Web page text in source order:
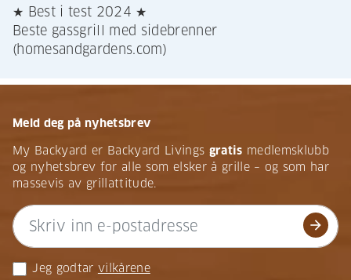
★ Best i test 2024 ★
Beste gassgrill med sidebrenner
(homesandgardens.com)
Meld deg på nyhetsbrev
My Backyard er Backyard Livings gratis medlemsklubb
og nyhetsbrev for alle som elsker å grille – og som har
massevis av grillattitude.
arrow_forward
Jeg godtar vilkårene